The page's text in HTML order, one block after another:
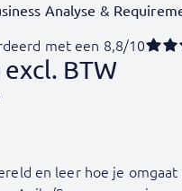
Analyse &
met een 8,8/10
excl. BTW
en leer hoe je